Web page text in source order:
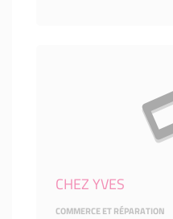
CHEZ YVES
COMMERCE ET RÉPARATION